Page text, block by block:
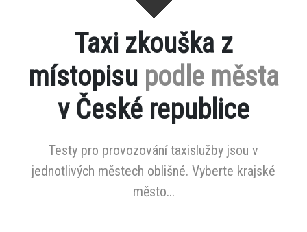
Taxi zkouška z
místopisu podle města
v České republice
Testy pro provozování taxislužby jsou v
jednotlivých městech oblišné. Vyberte krajské
město...